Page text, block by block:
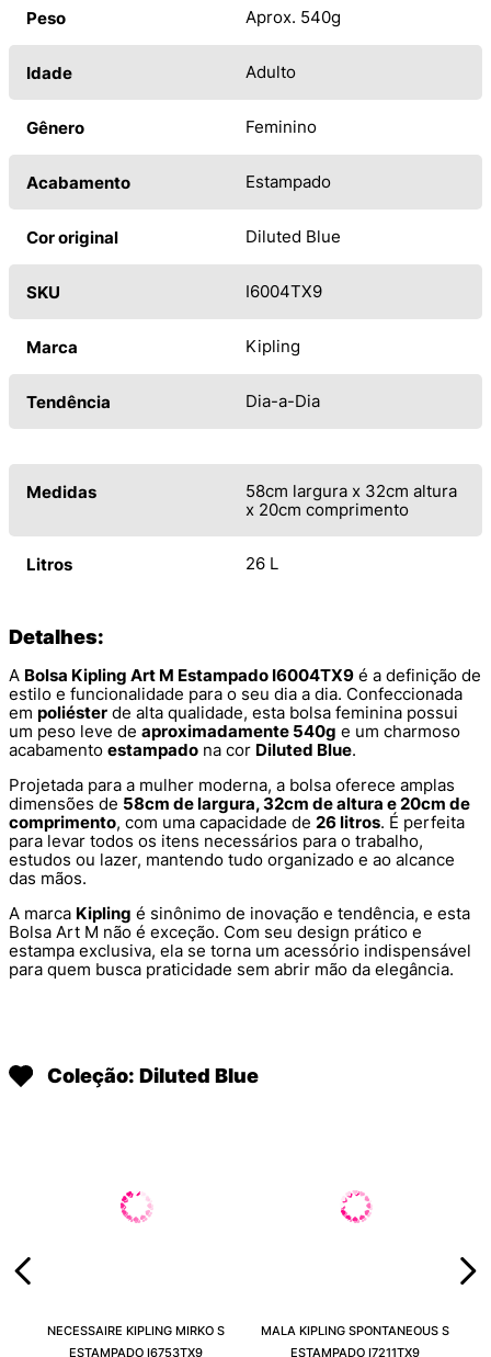
Peso Aprox. 540g
Idade Adulto
Gênero Feminino
Acabamento Estampado
Cor original Diluted Blue
SKU I6004TX9
Marca Kipling
Tendência Dia-a-Dia
Medidas
58cm largura x 32cm altura
x 20cm comprimento
Litros 26 L
Detalhes:
A Bolsa Kipling Art M Estampado I6004TX9 é a definição de
estilo e funcionalidade para o seu dia a dia. Confeccionada
em poliéster de alta qualidade, esta bolsa feminina possui
um peso leve de aproximadamente 540g e um charmoso
acabamento estampado na cor Diluted Blue.
Projetada para a mulher moderna, a bolsa oferece amplas
dimensões de 58cm de largura, 32cm de altura e 20cm de
comprimento, com uma capacidade de 26 litros. É perfeita
para levar todos os itens necessários para o trabalho,
estudos ou lazer, mantendo tudo organizado e ao alcance
das mãos.
A marca Kipling é sinônimo de inovação e tendência, e esta
Bolsa Art M não é exceção. Com seu design prático e
estampa exclusiva, ela se torna um acessório indispensável
para quem busca praticidade sem abrir mão da elegância.
Coleção: Diluted Blue
NECESSAIRE KIPLING MIRKO S
ESTAMPADO I6753TX9
MALA KIPLING SPONTANEOUS S
ESTAMPADO I7211TX9